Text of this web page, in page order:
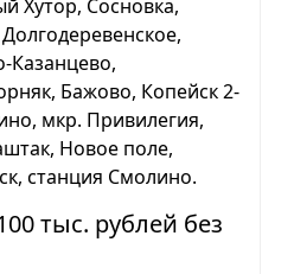
Хутор, Сосновка,
Казанцево,
Бажово, Копейск 2-
мкр. Привилегия,
Новое поле,
станция Смолино.
тыс. рублей без